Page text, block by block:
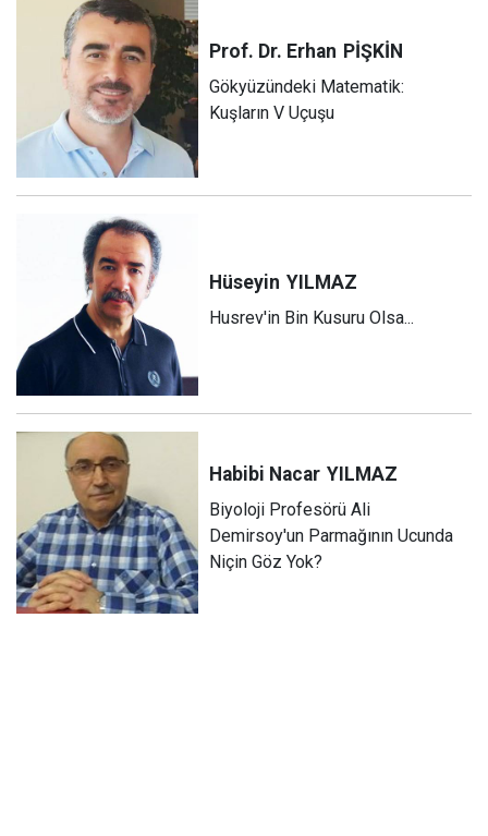
Prof. Dr. Erhan PİŞKİN
Gökyüzündeki Matematik:
Kuşların V Uçuşu
Hüseyin YILMAZ
Husrev'in Bin Kusuru Olsa...
Habibi Nacar YILMAZ
Biyoloji Profesörü Ali
Demirsoy'un Parmağının Ucunda
Niçin Göz Yok?